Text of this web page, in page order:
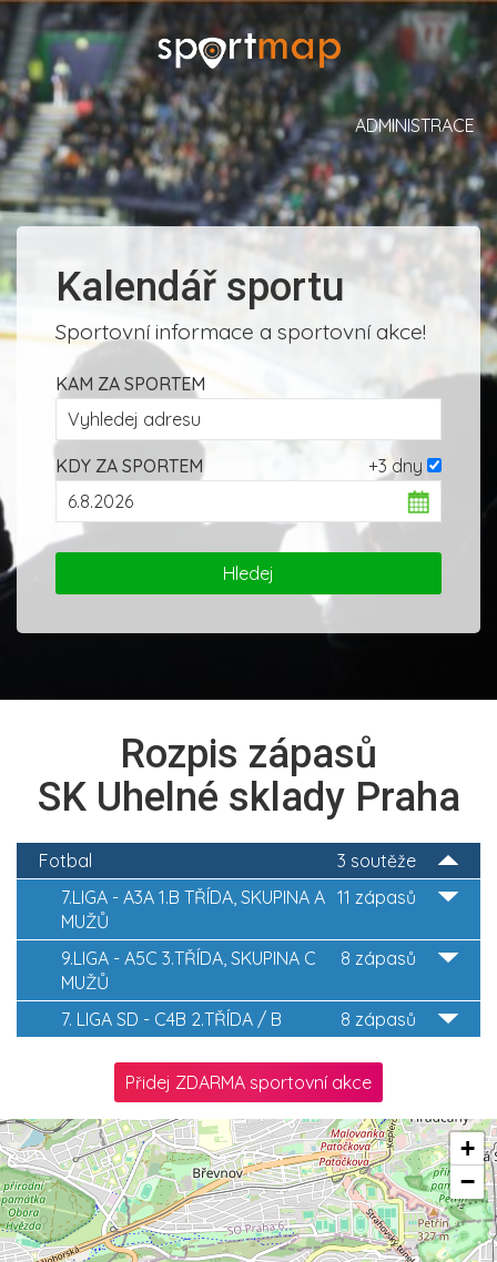
ADMINISTRACE
Kalendář sportu
Sportovní informace a sportovní akce!
KAM ZA SPORTEM
+3 dny
KDY ZA SPORTEM
Rozpis zápasů
SK Uhelné sklady Praha
3 soutěže
Fotbal
11 zápasů
7.LIGA - A3A 1.B TŘÍDA, SKUPINA A
MUŽŮ
8 zápasů
9.LIGA - A5C 3.TŘÍDA, SKUPINA C
MUŽŮ
8 zápasů
7. LIGA SD - C4B 2.TŘÍDA / B
Přidej ZDARMA sportovní akce
+
−